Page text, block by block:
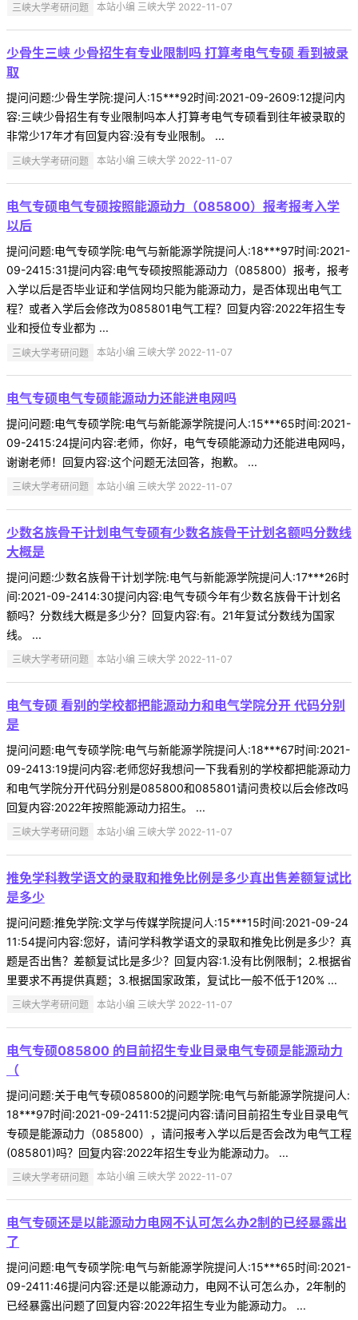
三峡大学考研问题 本站小编 三峡大学 2022-11-07
少骨生三峡 少骨招生有专业限制吗 打算考电气专硕 看到被录
取
提问问题:少骨生学院:提问人:15***92时间:2021-09-2609:12提问内
容:三峡少骨招生有专业限制吗本人打算考电气专硕看到往年被录取的
非常少17年才有回复内容:没有专业限制。 ...
三峡大学考研问题 本站小编 三峡大学 2022-11-07
电气专硕电气专硕按照能源动力（085800）报考报考入学
以后
提问问题:电气专硕学院:电气与新能源学院提问人:18***97时间:2021-
09-2415:31提问内容:电气专硕按照能源动力（085800）报考，报考
入学以后是否毕业证和学信网均只能为能源动力，是否体现出电气工
程？或者入学后会修改为085801电气工程？回复内容:2022年招生专
业和授位专业都为 ...
三峡大学考研问题 本站小编 三峡大学 2022-11-07
电气专硕电气专硕能源动力还能进电网吗
提问问题:电气专硕学院:电气与新能源学院提问人:15***65时间:2021-
09-2415:24提问内容:老师，你好，电气专硕能源动力还能进电网吗，
谢谢老师！回复内容:这个问题无法回答，抱歉。 ...
三峡大学考研问题 本站小编 三峡大学 2022-11-07
少数名族骨干计划电气专硕有少数名族骨干计划名额吗分数线
大概是
提问问题:少数名族骨干计划学院:电气与新能源学院提问人:17***26时
间:2021-09-2414:30提问内容:电气专硕今年有少数名族骨干计划名
额吗？分数线大概是多少分？回复内容:有。21年复试分数线为国家
线。 ...
三峡大学考研问题 本站小编 三峡大学 2022-11-07
电气专硕 看别的学校都把能源动力和电气学院分开 代码分别
是
提问问题:电气专硕学院:电气与新能源学院提问人:18***67时间:2021-
09-2413:19提问内容:老师您好我想问一下我看别的学校都把能源动力
和电气学院分开代码分别是085800和085801请问贵校以后会修改吗
回复内容:2022年按照能源动力招生。 ...
三峡大学考研问题 本站小编 三峡大学 2022-11-07
推免学科教学语文的录取和推免比例是多少真出售差额复试比
是多少
提问问题:推免学院:文学与传媒学院提问人:15***15时间:2021-09-24
11:54提问内容:您好，请问学科教学语文的录取和推免比例是多少？真
题是否出售？差额复试比是多少？回复内容:1.没有比例限制；2.根据省
里要求不再提供真题；3.根据国家政策，复试比一般不低于120% ...
三峡大学考研问题 本站小编 三峡大学 2022-11-07
电气专硕085800 的目前招生专业目录电气专硕是能源动力
（
提问问题:关于电气专硕085800的问题学院:电气与新能源学院提问人:
18***97时间:2021-09-2411:52提问内容:请问目前招生专业目录电气
专硕是能源动力（085800），请问报考入学以后是否会改为电气工程
(085801)吗？回复内容:2022年招生专业为能源动力。 ...
三峡大学考研问题 本站小编 三峡大学 2022-11-07
电气专硕还是以能源动力电网不认可怎么办2制的已经暴露出
了
提问问题:电气专硕学院:电气与新能源学院提问人:15***65时间:2021-
09-2411:46提问内容:还是以能源动力，电网不认可怎么办，2年制的
已经暴露出问题了回复内容:2022年招生专业为能源动力。 ...